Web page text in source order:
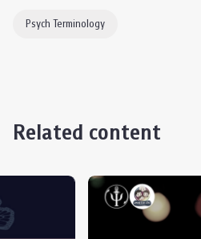
Psych Terminology
Related content